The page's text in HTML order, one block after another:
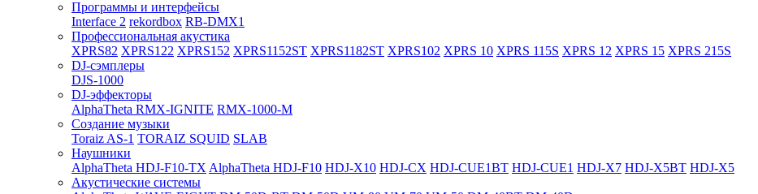
Программы и интерфейсы
Interface 2 rekordbox RB-DMX1
Профессиональная акустика
XPRS82 XPRS122 XPRS152 XPRS1152ST XPRS1182ST XPRS102 XPRS 10 XPRS 115S XPRS 12 XPRS 15 XPRS 215S
DJ-сэмплеры
DJS-1000
DJ-эффекторы
AlphaTheta RMX-IGNITE RMX-1000-M
Создание музыки
Toraiz AS-1 TORAIZ SQUID SLAB
Наушники
AlphaTheta HDJ-F10-TX AlphaTheta HDJ-F10 HDJ-X10 HDJ-CX HDJ-CUE1BT HDJ-CUE1 HDJ-X7 HDJ-X5BT HDJ-X5
Акустические системы